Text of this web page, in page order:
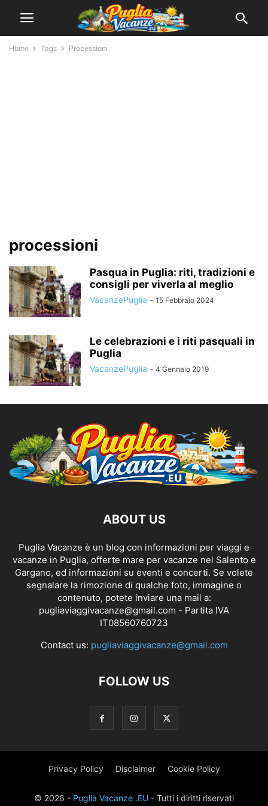
Home Tags Processioni
processioni
Pasqua in Puglia: riti, tradizioni e
consigli per viverla al meglio
VacanzePuglia - 15 Febbraio 2024
Le celebrazioni e i riti pasquali in
Puglia
VacanzePuglia - 4 Gennaio 2019
ABOUT US
Puglia Vacanze è un blog con informazioni per viaggi e
vacanze in Puglia, offerte mare per vacanze nel Salento e
Gargano, ed informazioni su eventi e concerti. Se volete
segnalare la rimozione di qualche foto, immagine o
contenuto, potete inviare una mail a:
pugliaviaggivacanze@gmail.com - Partita IVA
IT08560760723
Contact us: pugliaviaggivacanze@gmail.com
FOLLOW US
Privacy Policy Disclaimer Cookie Policy
© 2026 - Puglia Vacanze .EU - Tutti i diritti riservati